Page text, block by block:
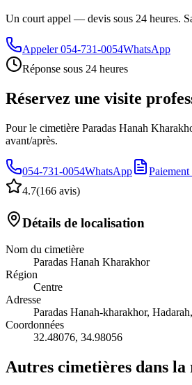
Un court appel — devis sous 24 heures.
Appeler 054-731-0054WhatsApp
Réponse sous 24 heures
Réservez une visite
Pour le cimetière Paradas Hanah
avant/après.
054-731-0054WhatsApp
4.7(166 avis)
Détails de localisation
Nom du cimetière
Paradas Hanah Kharakhor
Région
Centre
Adresse
Paradas Hanah-kharakhor,
Coordonnées
32.48076, 34.98056
Autres cimetières dans